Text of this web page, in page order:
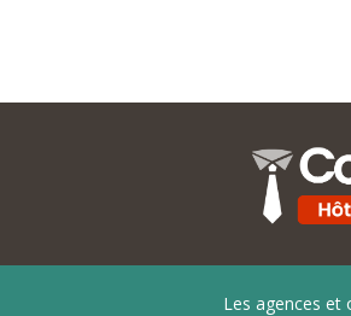
Les agences et